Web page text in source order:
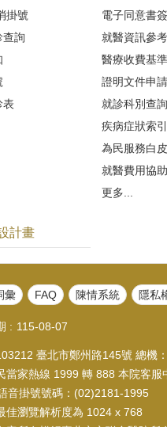
掛號
查詢
表
電子同意書
就醫資訊參考
醫療收費基準
證明文件申請
就診科別查詢
疾病症狀索引
為民服務白
就醫費用協助
更多...
計畫
彙 FAQ 陳情系統 隱私
115-08-07
臺北市鄭州路145號 總機
當家熱線 1999 轉 888 本院客
音掛號號碼：(02)2181-1995
佳瀏覽解析度為 1024 x 768